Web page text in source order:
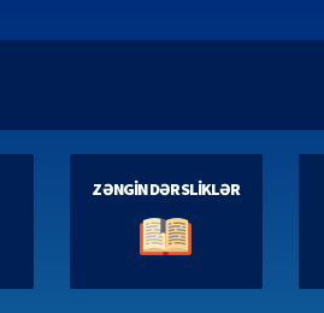
ZƏNGİN DƏRSLİKLƏR